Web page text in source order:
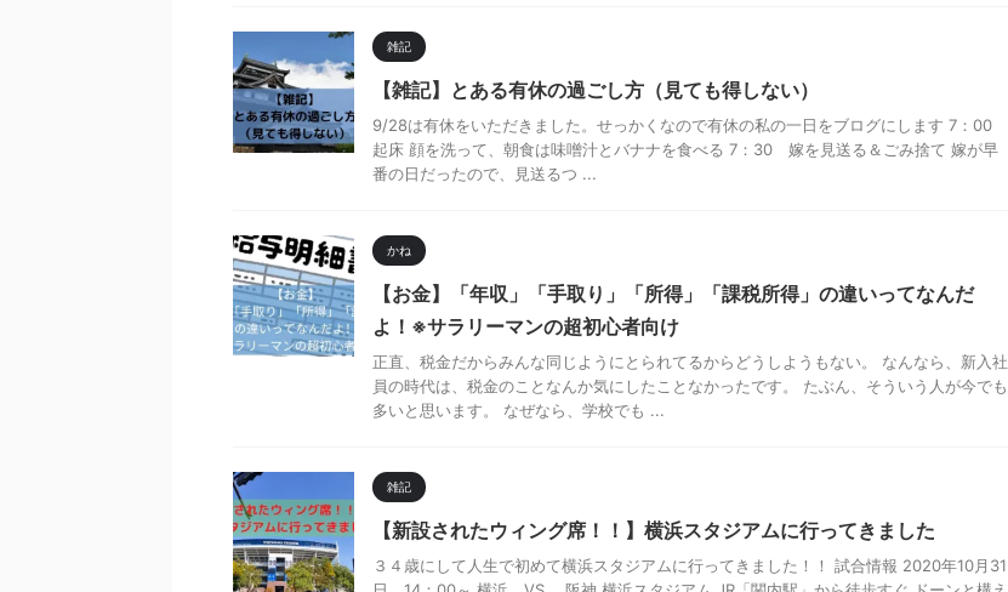
雑記
【雑記】とある有休の過ごし方（見ても得しない）
9/28は有休をいただきました。せっかくなので有休の私の一日をブログにします 7：00
起床 顔を洗って、朝食は味噌汁とバナナを食べる 7：30 嫁を見送る＆ごみ捨て 嫁が早
番の日だったので、見送るつ ...
かね
【お金】「年収」「手取り」「所得」「課税所得」の違いってなんだ
よ！※サラリーマンの超初心者向け
正直、税金だからみんな同じようにとられてるからどうしようもない。 なんなら、新入社
員の時代は、税金のことなんか気にしたことなかったです。 たぶん、そういう人が今でも
多いと思います。 なぜなら、学校でも ...
雑記
【新設されたウィング席！！】横浜スタジアムに行ってきました
３４歳にして人生で初めて横浜スタジアムに行ってきました！！ 試合情報 2020年10月31